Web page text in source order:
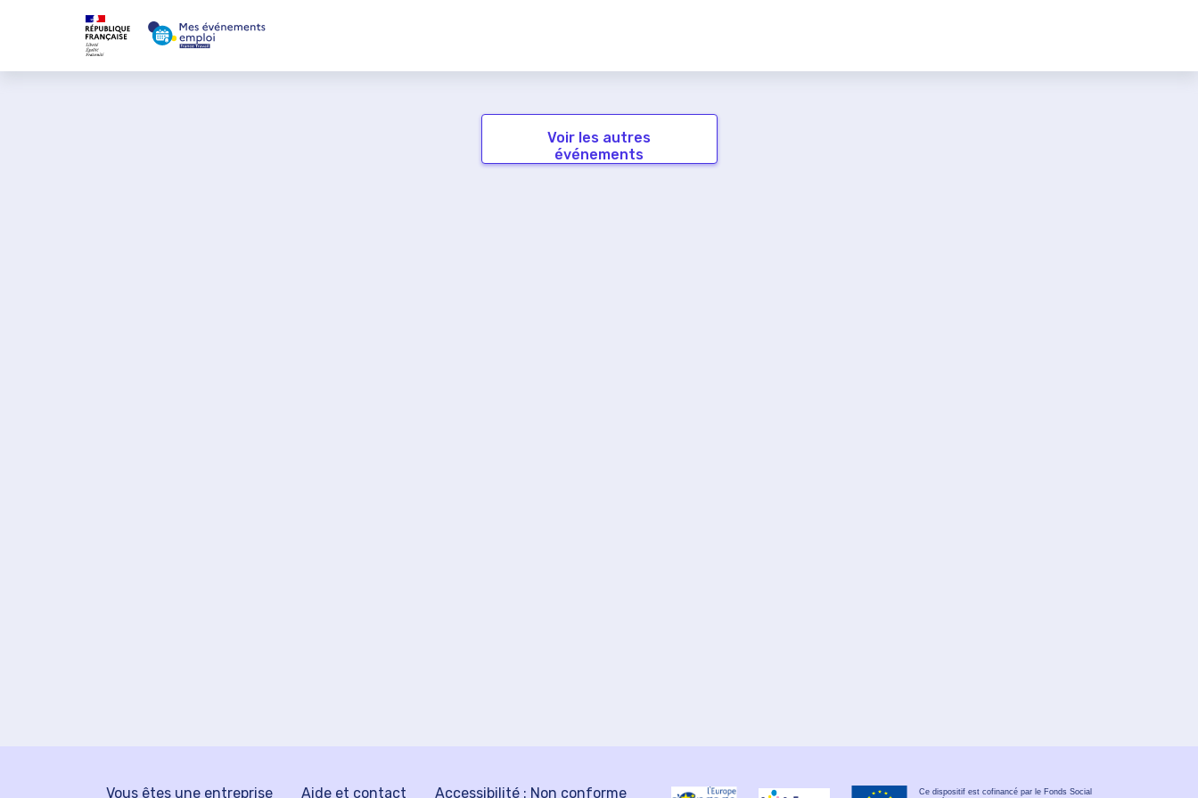
Voir les autres
événements
Vous êtes une entreprise Aide et contact Accessibilité : Non conforme
Ce dispositif est cofinancé par le Fonds Social